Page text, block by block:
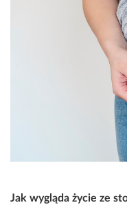
Jak wygląda życie ze